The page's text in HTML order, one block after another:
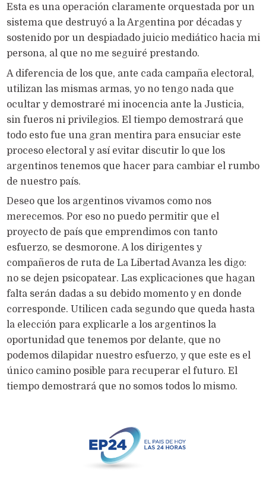
Esta es una operación claramente orquestada por un
sistema que destruyó a la Argentina por décadas y
sostenido por un despiadado juicio mediático hacia mi
persona, al que no me seguiré prestando.
A diferencia de los que, ante cada campaña electoral,
utilizan las mismas armas, yo no tengo nada que
ocultar y demostraré mi inocencia ante la Justicia,
sin fueros ni privilegios. El tiempo demostrará que
todo esto fue una gran mentira para ensuciar este
proceso electoral y así evitar discutir lo que los
argentinos tenemos que hacer para cambiar el rumbo
de nuestro país.
Deseo que los argentinos vivamos como nos
merecemos. Por eso no puedo permitir que el
proyecto de país que emprendimos con tanto
esfuerzo, se desmorone. A los dirigentes y
compañeros de ruta de La Libertad Avanza les digo:
no se dejen psicopatear. Las explicaciones que hagan
falta serán dadas a su debido momento y en donde
corresponde. Utilicen cada segundo que queda hasta
la elección para explicarle a los argentinos la
oportunidad que tenemos por delante, que no
podemos dilapidar nuestro esfuerzo, y que este es el
único camino posible para recuperar el futuro. El
tiempo demostrará que no somos todos lo mismo.